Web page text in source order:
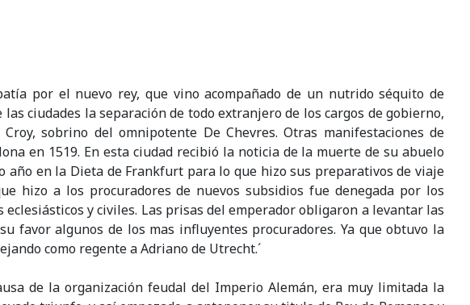
por el nuevo rey, que vino acompañado de un nutrido séquito de
ciudades la separación de todo extranjero de los cargos de gobierno,
sobrino del omnipotente De Chevres. Otras manifestaciones de
en 1519. En esta ciudad recibió la noticia de la muerte de su abuelo
en la Dieta de Frankfurt para lo que hizo sus preparativos de viaje
hizo a los procuradores de nuevos subsidios fue denegada por los
y civiles. Las prisas del emperador obligaron a levantar las
favor algunos de los mas influyentes procuradores. Ya que obtuvo la
como regente a Adriano de Utrecht.´
de la organización feudal del Imperio Alemán, era muy limitada la